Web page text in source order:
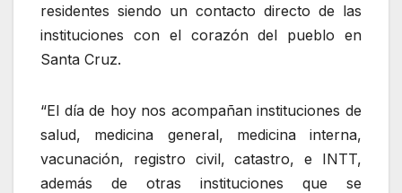
residentes siendo un contacto directo de las
instituciones con el corazón del pueblo en
Santa Cruz.
“El día de hoy nos acompañan instituciones de
salud, medicina general, medicina interna,
vacunación, registro civil, catastro, e INTT,
además de otras instituciones que se